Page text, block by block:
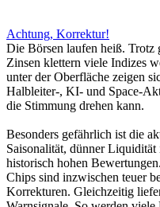
Achtung, Korrektur!
Die Börsen laufen heiß. Trotz
Zinsen klettern viele Indizes
unter der Oberfläche zeigen
Halbleiter-, KI- und Space-
die Stimmung drehen kann.
Besonders gefährlich ist die
Saisonalität, dünner
historisch hohen
Chips sind inzwischen teuer
Korrekturen. Gleichzeitig